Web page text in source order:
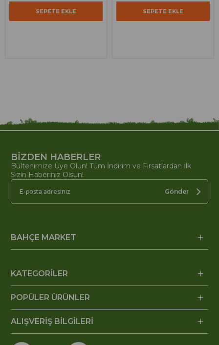
SEPETE EKLE SEPETE EKLE
BİZDEN HABERLER
Bültenimize Üye Olun! Tüm İndirim ve Fırsatlardan İlk
Sizin Haberiniz Olsun!
Gönder
BAHÇE MARKET
KATEGORİLER
POPÜLER ÜRÜNLER
ALIŞVERİŞ BİLGİLERİ